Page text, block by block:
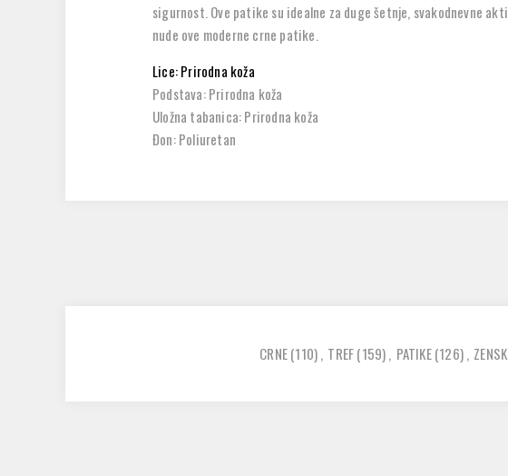
sigurnost. Ove patike su idealne za duge šetnje, svakodnevne
nude ove moderne crne patike.
Lice: Prirodna koža
Podstava: Prirodna koža
Uložna tabanica: Prirodna koža
Đon: Poliuretan
CRNE(110), TREF(159), PATIKE(126),